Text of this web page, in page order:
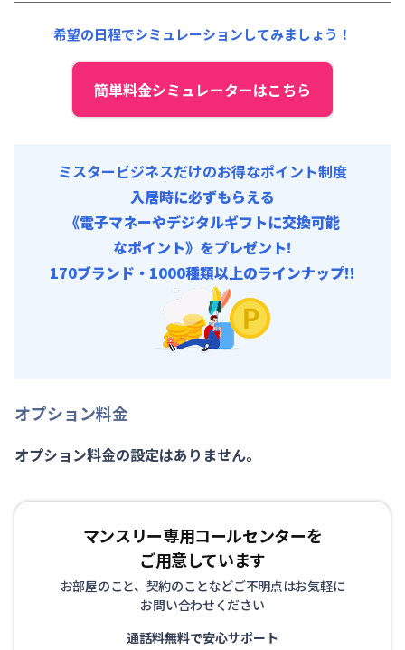
その他費用 :
21,000円/月 (700円/日)
寝具/リネン関連 : 5,500円/回
希望の日程でシミュレーションしてみましょう！
簡単料金シミュレーターはこちら
ミスタービジネスだけのお得なポイント制度
入居時に必ずもらえる
《電子マネーやデジタルギフトに交換可能
なポイント》をプレゼント!
170ブランド・1000種類以上のラインナップ!!
オプション料金
オプション料金の設定はありません。
マンスリー専用コールセンターを
ご用意しています
お部屋のこと、契約のことなどご不明点はお気軽に
お問い合わせください
通話料無料で安心サポート